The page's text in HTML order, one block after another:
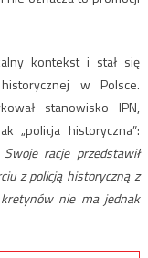
kontekst i stał się
w Polsce.
stanowisko IPN,
„policja historyczna”:
racje przedstawił
z policją historyczną z
nie ma jednak